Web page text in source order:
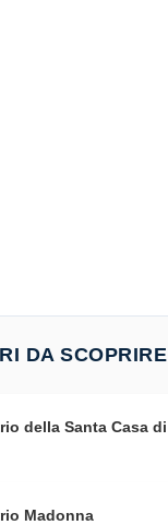
DA SCOPRIRE
della Santa Casa di
Madonna